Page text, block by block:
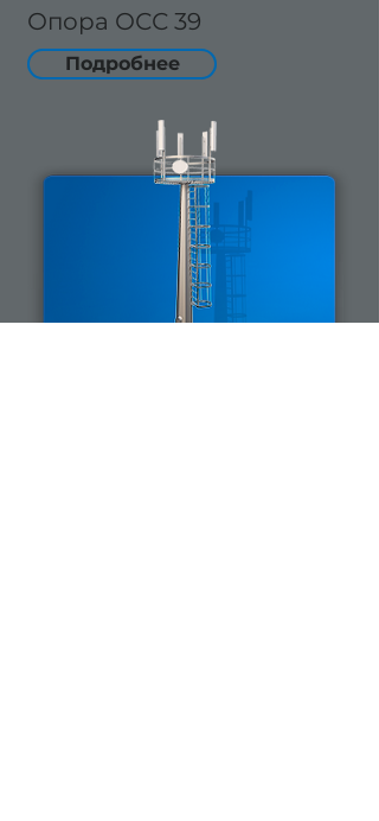
Опора ОСС 39
Подробнее